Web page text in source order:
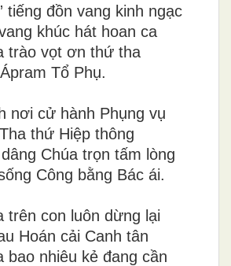
tiếng đồn vang kinh ngạc
khúc hát hoan ca
trào vọt ơn thứ tha
Tổ Phụ.
nơi cử hành Phụng vụ
thứ Hiệp thông
Chúa trọn tấm lòng
Công bằng Bác ái.
trên con luôn dừng lại
Hoán cải Canh tân
bao nhiêu kẻ đang cần